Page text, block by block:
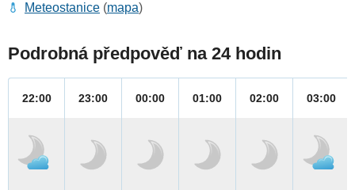
Meteostanice (mapa)
Podrobná předpověď na 24 hodin
22:00 23:00 00:00 01:00 02:00 03:00